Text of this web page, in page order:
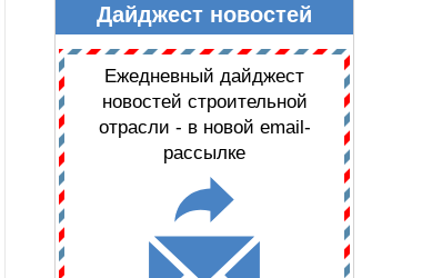
ДАЙДЖЕСТ НОВОСТЕЙДайджест новостей
Ежедневный дайджест
новостей строительной
отрасли - в новой email-
рассылке